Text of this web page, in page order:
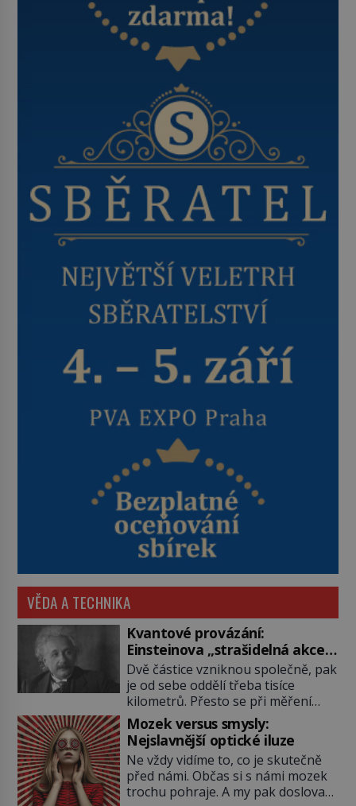
VĚDA A TECHNIKA
Kvantové provázání:
Einsteinova „strašidelná akce
na dálku“ dál mate i fascinuje
vědce
Dvě částice vzniknou společně, pak
je od sebe oddělí třeba tisíce
kilometrů. Přesto se při měření
chovají, jako by mezi nimi
existovalo neviditelné pouto. Albert
Einstein tomu s jistou dávkou
ironie říká „strašidelná akce na
dálku“ a dlouhá desetiletí věří, že
musí existovat jednodušší
Mozek versus smysly:
Nejslavnější optické iluze
Ne vždy vidíme to, co je skutečně
před námi. Občas si s námi mozek
trochu pohraje. A my pak doslova